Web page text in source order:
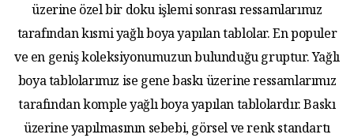
üzerine özel bir doku işlemi sonrası ressamlarımız
tarafından kısmi yağlı boya yapılan tablolar. En populer
ve en geniş koleksiyonumuzun bulunduğu gruptur. Yağlı
boya tablolarımız ise gene baskı üzerine ressamlarımız
tarafından komple yağlı boya yapılan tablolardır. Baskı
üzerine yapılmasının sebebi, görsel ve renk standartı